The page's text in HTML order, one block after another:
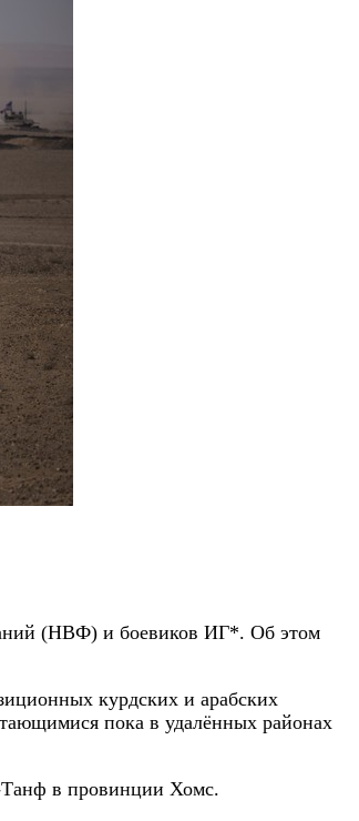
(НВФ) и боевиков ИГ*. Об этом
курдских и арабских
пока в удалённых районах
Танф в провинции Хомс.